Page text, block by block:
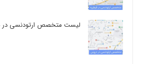
لیست متخصص ارتودنسی در